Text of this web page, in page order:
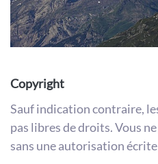
Copyright
Sauf indication contraire,
pas libres de droits. Vous
sans une autorisation